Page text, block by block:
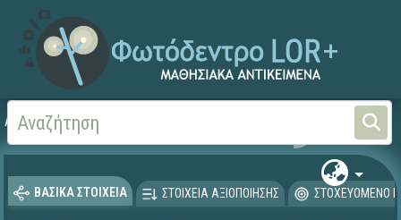
Αρχική
ΒΑΣΙΚΑ ΣΤΟΙΧΕΙΑ ΣΤΟΙΧΕΙΑ ΑΞΙΟΠΟΙΗΣΗΣ ΣΤΟΧΕΥΟΜΕΝΟ